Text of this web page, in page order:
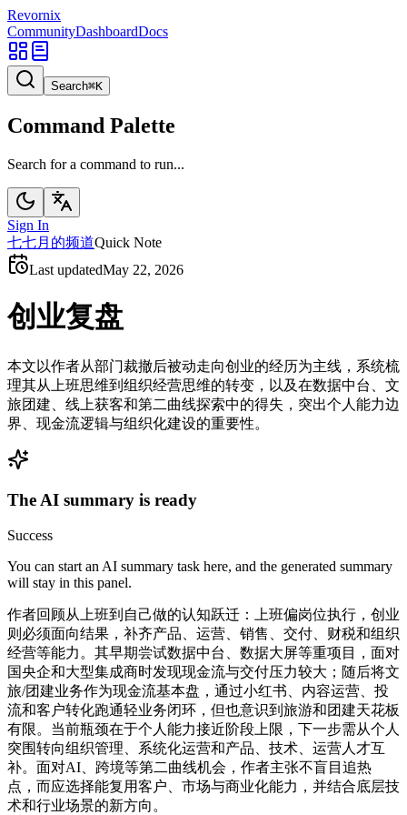
Revornix
CommunityDashboardDocs
Search⌘K
Command Palette
Search for a command to run...
Sign In
七七月的频道Quick Note
Last updatedMay 22, 2026
创业复盘
本文以作者从部门裁撤后被动走向创业的经历为主线，系统梳
理其从上班思维到组织经营思维的转变，以及在数据中台、文
旅团建、线上获客和第二曲线探索中的得失，突出个人能力边
界、现金流逻辑与组织化建设的重要性。
The AI summary is ready
Success
You can start an AI summary task here, and the generated summary
will stay in this panel.
作者回顾从上班到自己做的认知跃迁：上班偏岗位执行，创业
则必须面向结果，补齐产品、运营、销售、交付、财税和组织
经营等能力。其早期尝试数据中台、数据大屏等重项目，面对
国央企和大型集成商时发现现金流与交付压力较大；随后将文
旅/团建业务作为现金流基本盘，通过小红书、内容运营、投
流和客户转化跑通轻业务闭环，但也意识到旅游和团建天花板
有限。当前瓶颈在于个人能力接近阶段上限，下一步需从个人
突围转向组织管理、系统化运营和产品、技术、运营人才互
补。面对AI、跨境等第二曲线机会，作者主张不盲目追热
点，而应选择能复用客户、市场与商业化能力，并结合底层技
术和行业场景的新方向。